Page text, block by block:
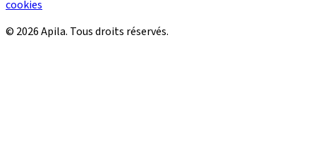
cookies
© 2026 Apila. Tous droits réservés.